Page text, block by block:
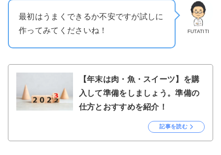
FUTATITI
最初はうまくできるか不安ですが試しに
作ってみてくださいね！
【年末は肉・魚・スイーツ】を購
入して準備をしましょう。準備の
仕方とおすすめを紹介！
記事を読む